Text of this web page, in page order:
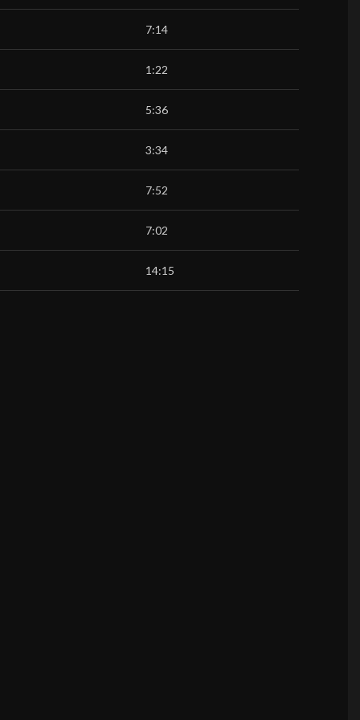
7:14
1:22
5:36
3:34
7:52
7:02
14:15